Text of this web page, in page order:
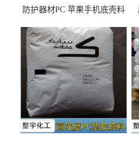
防护器材PC 苹果手机底壳料
之忧